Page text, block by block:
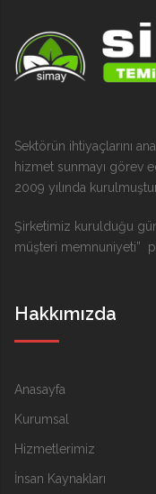
Sektörün ihtiyaçlarını
hizmet sunmayı görev
2009 yılında
Şirketimiz kurulduğu
müşteri memnuniyeti”
Hakkımızda
Anasayfa
Kurumsal
Hizmetlerimiz
İnsan Kaynakları